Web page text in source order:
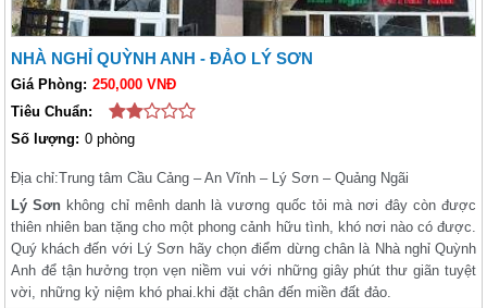
NHÀ NGHỈ QUỲNH ANH - ĐẢO LÝ SƠN
Giá Phòng: 250,000 VNĐ
Tiêu Chuẩn:
Số lượng: 0 phòng
Địa chỉ:Trung tâm Cầu Cảng – An Vĩnh – Lý Sơn – Quảng Ngãi
Lý Sơn không chỉ mênh danh là vương quốc tỏi mà nơi đây còn được
thiên nhiên ban tặng cho một phong cảnh hữu tình, khó nơi nào có được.
Quý khách đến với Lý Sơn hãy chọn điểm dừng chân là Nhà nghỉ Quỳnh
Anh để tận hưởng trọn vẹn niềm vui với những giây phút thư giãn tuyệt
vời, những kỷ niệm khó phai.khi đặt chân đến miền đất đảo.